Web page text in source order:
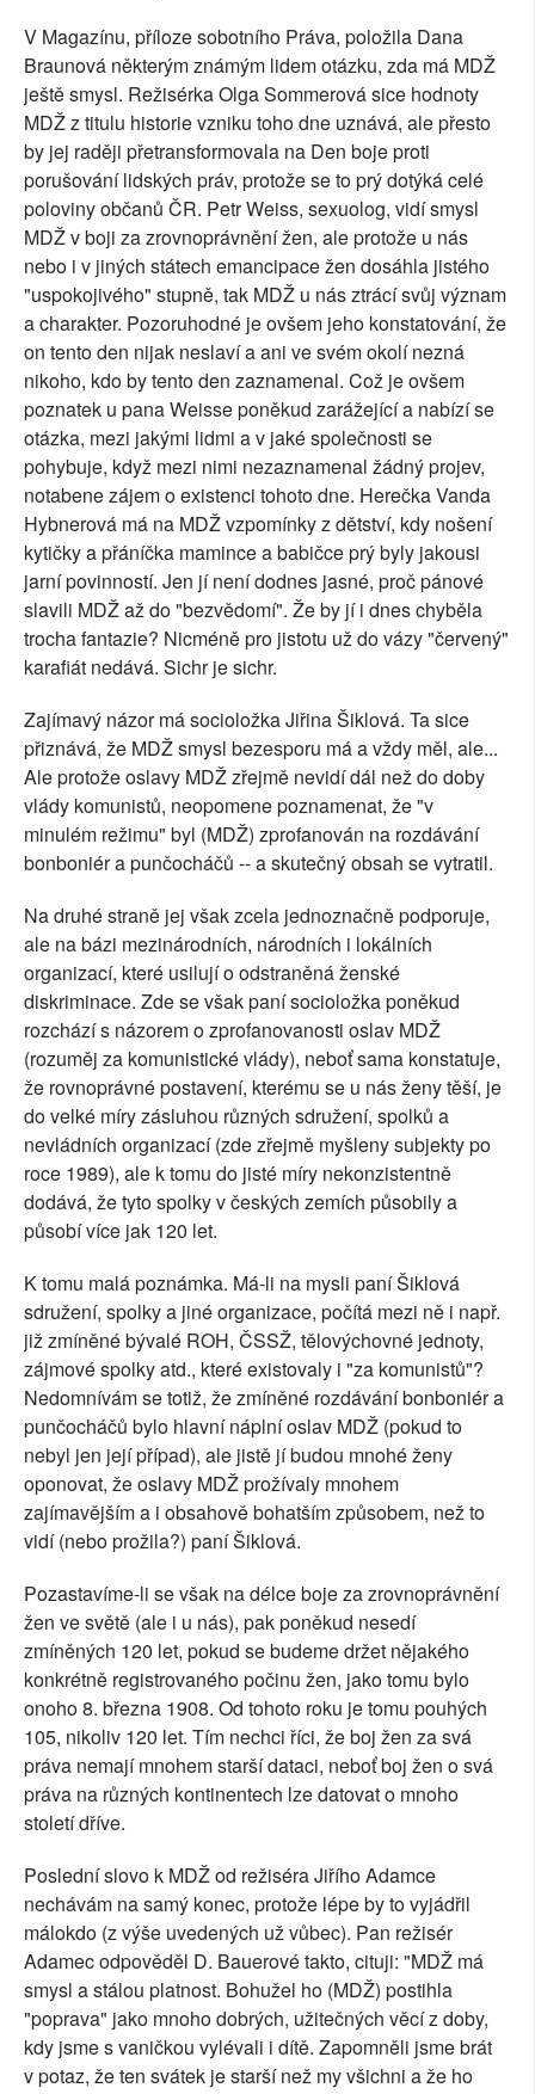
V Magazínu, příloze sobotního Práva, položila Dana
Braunová některým známým lidem otázku, zda má MDŽ
ještě smysl. Režisérka Olga Sommerová sice hodnoty
MDŽ z titulu historie vzniku toho dne uznává, ale přesto
by jej raději přetransformovala na Den boje proti
porušování lidských práv, protože se to prý dotýká celé
poloviny občanů ČR. Petr Weiss, sexuolog, vidí smysl
MDŽ v boji za zrovnoprávnění žen, ale protože u nás
nebo i v jiných státech emancipace žen dosáhla jistého
"uspokojivého" stupně, tak MDŽ u nás ztrácí svůj význam
a charakter. Pozoruhodné je ovšem jeho konstatování, že
on tento den nijak neslaví a ani ve svém okolí nezná
nikoho, kdo by tento den zaznamenal. Což je ovšem
poznatek u pana Weisse poněkud zarážející a nabízí se
otázka, mezi jakými lidmi a v jaké společnosti se
pohybuje, když mezi nimi nezaznamenal žádný projev,
notabene zájem o existenci tohoto dne. Herečka Vanda
Hybnerová má na MDŽ vzpomínky z dětství, kdy nošení
kytičky a přáníčka mamince a babičce prý byly jakousi
jarní povinností. Jen jí není dodnes jasné, proč pánové
slavili MDŽ až do "bezvědomí". Že by jí i dnes chyběla
trocha fantazie? Nicméně pro jistotu už do vázy "červený"
karafiát nedává. Sichr je sichr.
Zajímavý názor má socioložka Jiřina Šiklová. Ta sice
přiznává, že MDŽ smysl bezesporu má a vždy měl, ale...
Ale protože oslavy MDŽ zřejmě nevidí dál než do doby
vlády komunistů, neopomene poznamenat, že "v
minulém režimu" byl (MDŽ) zprofanován na rozdávání
bonboniér a punčocháčů -- a skutečný obsah se vytratil.
Na druhé straně jej však zcela jednoznačně podporuje,
ale na bázi mezinárodních, národních i lokálních
organizací, které usilují o odstraněná ženské
diskriminace. Zde se však paní socioložka poněkud
rozchází s názorem o zprofanovanosti oslav MDŽ
(rozuměj za komunistické vlády), neboť sama konstatuje,
že rovnoprávné postavení, kterému se u nás ženy těší, je
do velké míry zásluhou různých sdružení, spolků a
nevládních organizací (zde zřejmě myšleny subjekty po
roce 1989), ale k tomu do jisté míry nekonzistentně
dodává, že tyto spolky v českých zemích působily a
působí více jak 120 let.
K tomu malá poznámka. Má-li na mysli paní Šiklová
sdružení, spolky a jiné organizace, počítá mezi ně i např.
již zmíněné bývalé ROH, ČSSŽ, tělovýchovné jednoty,
zájmové spolky atd., které existovaly i "za komunistů"?
Nedomnívám se totiž, že zmíněné rozdávání bonboniér a
punčocháčů bylo hlavní náplní oslav MDŽ (pokud to
nebyl jen její případ), ale jistě jí budou mnohé ženy
oponovat, že oslavy MDŽ prožívaly mnohem
zajímavějším a i obsahově bohatším způsobem, než to
vidí (nebo prožila?) paní Šiklová.
Pozastavíme-li se však na délce boje za zrovnoprávnění
žen ve světě (ale i u nás), pak poněkud nesedí
zmíněných 120 let, pokud se budeme držet nějakého
konkrétně registrovaného počinu žen, jako tomu bylo
onoho 8. března 1908. Od tohoto roku je tomu pouhých
105, nikoliv 120 let. Tím nechci říci, že boj žen za svá
práva nemají mnohem starší dataci, neboť boj žen o svá
práva na různých kontinentech lze datovat o mnoho
století dříve.
Poslední slovo k MDŽ od režiséra Jiřího Adamce
nechávám na samý konec, protože lépe by to vyjádřil
málokdo (z výše uvedených už vůbec). Pan režisér
Adamec odpověděl D. Bauerové takto, cituji: "MDŽ má
smysl a stálou platnost. Bohužel ho (MDŽ) postihla
"poprava" jako mnoho dobrých, užitečných věcí z doby,
kdy jsme s vaničkou vylévali i dítě. Zapomněli jsme brát
v potaz, že ten svátek je starší než my všichni a že ho